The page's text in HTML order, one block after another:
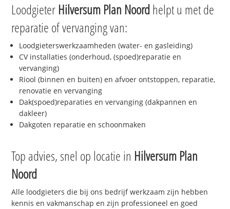
Loodgieter Hilversum Plan Noordhelpt u met de
reparatie of vervanging van:
Loodgieterswerkzaamheden (water- en gasleiding)
CV installaties (onderhoud, (spoed)reparatie en
vervanging)
Riool (binnen en buiten) en afvoer ontstoppen, reparatie,
renovatie en vervanging
Dak(spoed)reparaties en vervanging (dakpannen en
dakleer)
Dakgoten reparatie en schoonmaken
Top advies, snel op locatie in Hilversum Plan
Noord
Alle loodgieters die bij ons bedrijf werkzaam zijn hebben
kennis en vakmanschap en zijn professioneel en goed